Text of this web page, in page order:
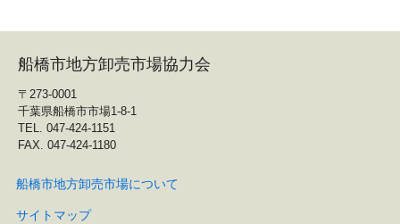
船橋市地方卸売市場協力会
〒273-0001
千葉県船橋市市場1-8-1
TEL. 047-424-1151
FAX. 047-424-1180
船橋市地方卸売市場について
サイトマップ